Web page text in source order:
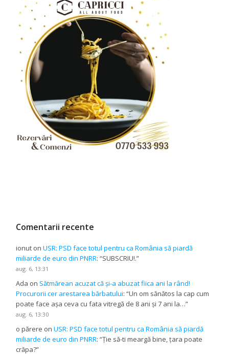
Comentarii recente
ionut onUSR: PSD face totul pentru ca România să piardă
miliarde de euro din PNRR: “SUBSCRIU!.”
aug. 6, 13:31
Ada on Sătmărean acuzat că și-a abuzat fiica ani la rând!
Procurorii cer arestarea bărbatului: “Un om sănătos la cap cum
poate face așa ceva cu fata vitregă de 8 ani și 7 ani la…”
aug. 6, 13:30
o părere onUSR: PSD face totul pentru ca România să piardă
miliarde de euro din PNRR: “Ție să-ti meargă bine, țara poate
crăpa?”